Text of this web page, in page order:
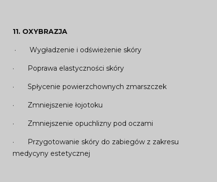
11. OXYBRAZJA
· Wygładzenie i odświeżenie skóry
· Poprawa elastyczności skóry
· Spłycenie powierzchownych zmarszczek
· Zmniejszenie łojotoku
· Zmniejszenie opuchlizny pod oczami
· Przygotowanie skóry do zabiegów z zakresu
medycyny estetycznej